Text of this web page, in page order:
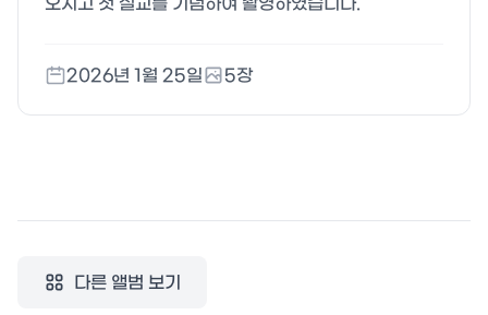
2026년 1월 25일 5장
다른 앨범 보기